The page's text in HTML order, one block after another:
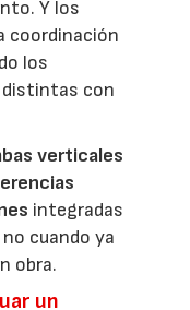
Y los
coordinación
los
con
verticales
integradas
cuando ya
obra.
un